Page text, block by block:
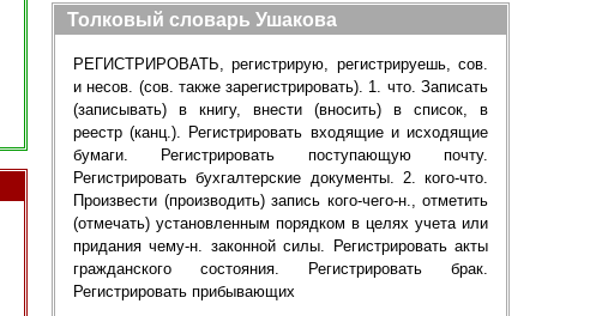
Толковый словарь Ушакова
РЕГИСТРИРОВАТЬ, регистрирую, регистрируешь, сов.
и несов. (сов. также зарегистрировать). 1. что. Записать
(записывать) в книгу, внести (вносить) в список, в
реестр (канц.). Регистрировать входящие и исходящие
бумаги. Регистрировать поступающую почту.
Регистрировать бухгалтерские документы. 2. кого-что.
Произвести (производить) запись кого-чего-н., отметить
(отмечать) установленным порядком в целях учета или
придания чему-н. законной силы. Регистрировать акты
гражданского состояния. Регистрировать брак.
Регистрировать прибывающих